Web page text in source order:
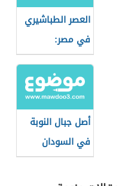
العصر الطباشيري
في مصر:
الجيولوجيا
والأحداث
أصل جبال النوبة
في السودان